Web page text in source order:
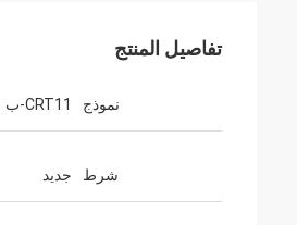
تفاصيل المنتج
نموذج CRT11-ب
شرط جديد